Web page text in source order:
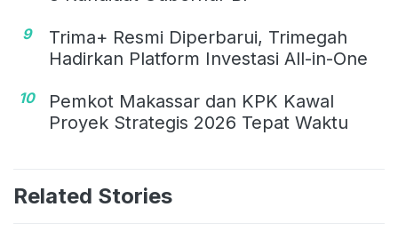
9
Trima+ Resmi Diperbarui, Trimegah
Hadirkan Platform Investasi All-in-One
10
Pemkot Makassar dan KPK Kawal
Proyek Strategis 2026 Tepat Waktu
Related Stories